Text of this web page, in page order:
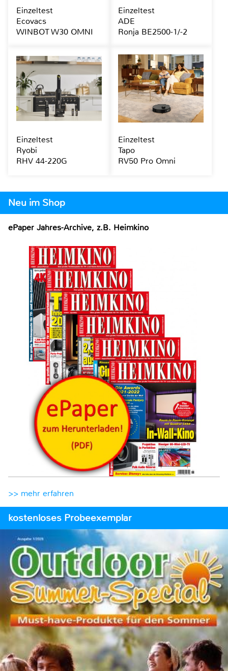
Neu im Shop
ePaper Jahres-Archive, z.B. Heimkino
>> mehr erfahren
kostenloses Probeexemplar
Einzeltest
Ecovacs
WINBOT W30 OMNI
Einzeltest
ADE
Ronja BE2500-1/-2
Einzeltest
Ryobi
RHV 44-220G
Einzeltest
Tapo
RV50 Pro Omni